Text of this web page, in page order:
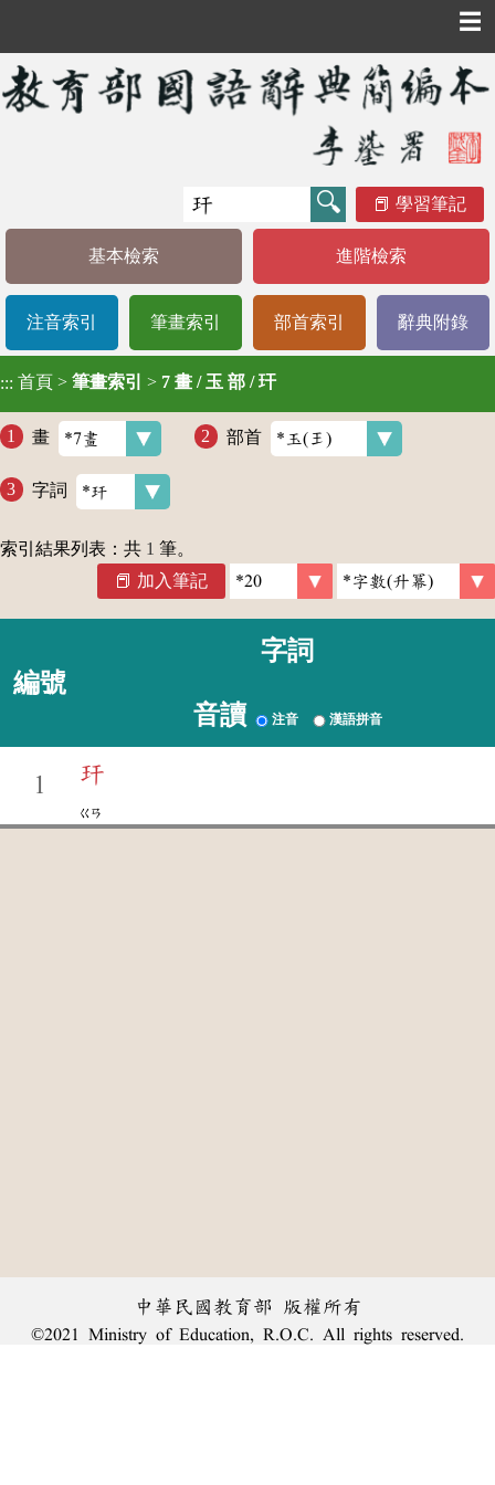
☰
學習筆記
基本檢索 進階檢索
注音索引 筆畫索引 部首索引 辭典附錄
::: 首頁 > 筆畫索引 > 7 畫 / 玉 部 / 玕
畫 部首
字詞
索引結果列表：共 1 筆。
加入筆記
編號
字詞
音讀 注音 漢語拼音
1 玕
ㄍㄢ
中華民國教育部 版權所有
©2021 Ministry of Education, R.O.C. All rights reserved.